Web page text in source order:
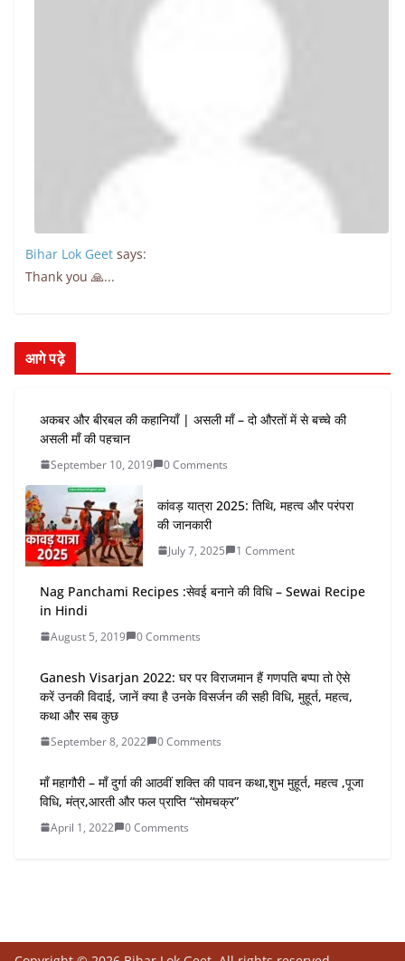
Bihar Lok Geet says:
Thank you 🙏...
आगे पढ़े
अकबर और बीरबल की कहानियाँ | असली माँ – दो औरतों में से बच्चे की
असली माँ की पहचान
September 10, 2019 0 Comments
कांवड़ यात्रा 2025: तिथि, महत्व और परंपरा
की जानकारी
July 7, 2025 1 Comment
Nag Panchami Recipes :सेवई बनाने की विधि – Sewai Recipe
in Hindi
August 5, 2019 0 Comments
Ganesh Visarjan 2022: घर पर विराजमान हैं गणपति बप्पा तो ऐसे
करें उनकी विदाई, जानें क्या है उनके विसर्जन की सही विधि, मुहूर्त, महत्व,
कथा और सब कुछ
September 8, 2022 0 Comments
माँ महागौरी – माँ दुर्गा की आठवीं शक्ति की पावन कथा,शुभ मुहूर्त, महत्व ,पूजा
विधि, मंत्र,आरती और फल प्राप्ति “सोमचक्र”
April 1, 2022 0 Comments